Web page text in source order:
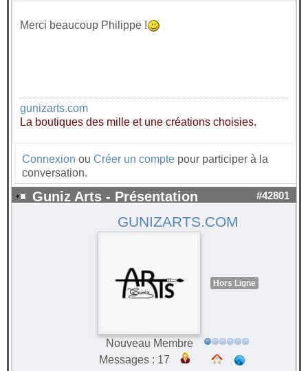
Merci beaucoup Philippe !
gunizarts.com
La boutiques des mille et une créations choisies.
Connexion ou Créer un compte pour participer à la
conversation.
Guniz Arts - Présentation #42801
GUNIZARTS.COM
Hors Ligne
Nouveau Membre
Messages : 17